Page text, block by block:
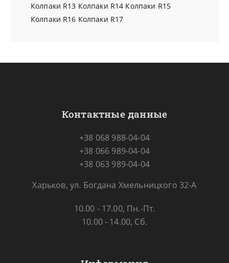
Колпаки R13 Колпаки R14 Колпаки R15
Колпаки R16 Колпаки R17
Контактные данные
+38 068 988-04-04
+38 066 989-04-04
+38 063 989-04-04
Харьков, ул. Богдана Хмельницкого 32-А
10.00 - 17.00, Пн.-Пт.
10.00 - 14.00, Сб.